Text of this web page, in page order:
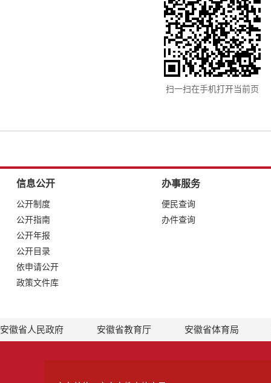
扫一扫在手机打开当前页
信息公开
公开制度
公开指南
公开年报
公开目录
依申请公开
政策文件库
办事服务
便民查询
办件查询
安徽省人民政府 安徽省教育厅 安徽省体育局